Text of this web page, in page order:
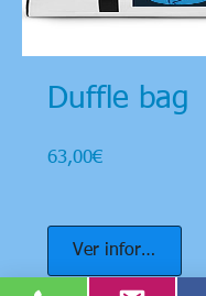
Duffle bag
63,00€Preço
Ver informações